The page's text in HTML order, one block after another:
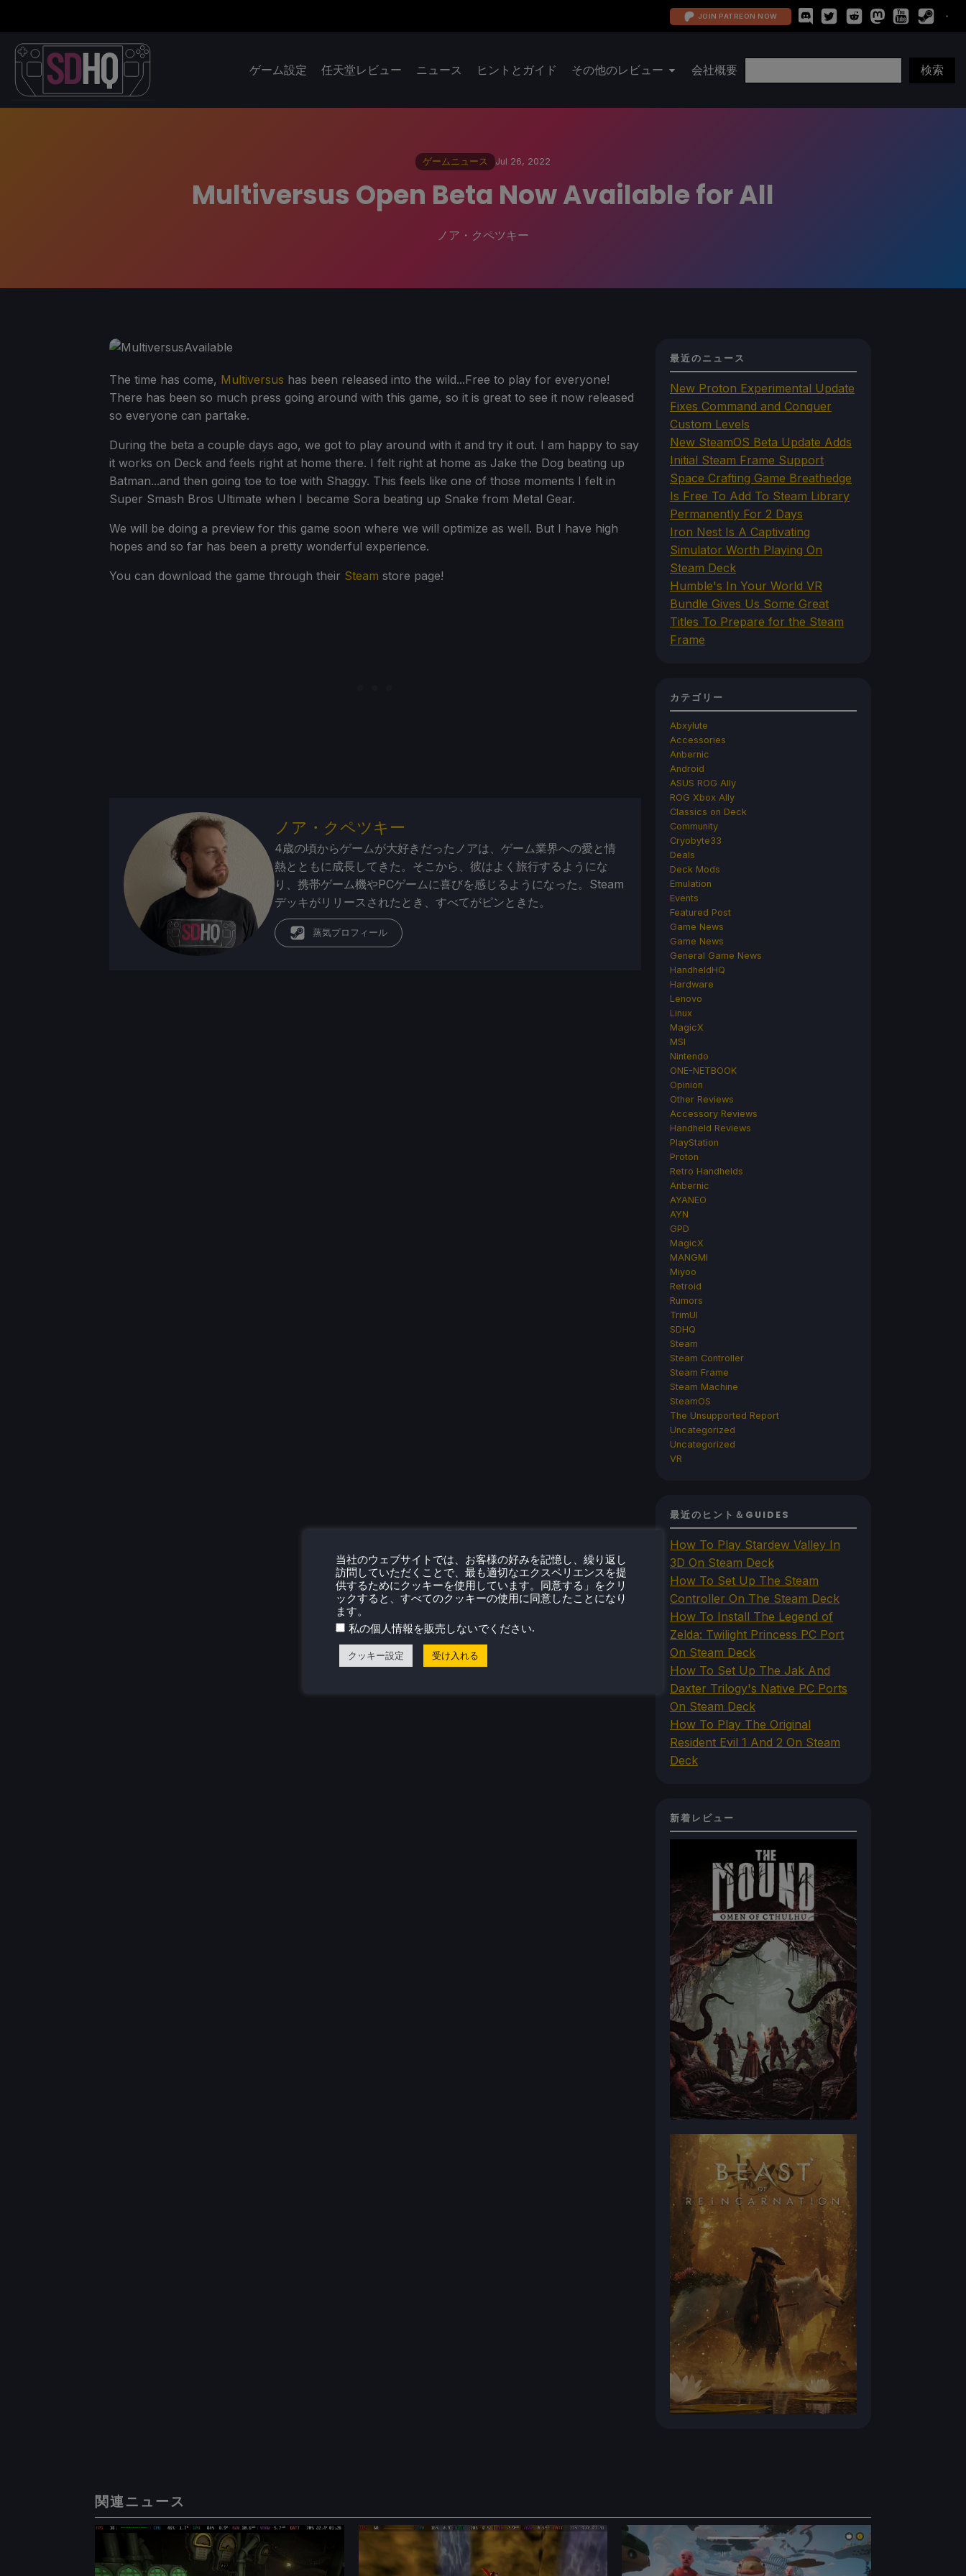
JOIN PATREON NOW
ゲーム設定 任天堂レビュー ニュース ヒントとガイド その他のレビュー 会社概要
ゲームニュース Jul 26, 2022
Multiversus Open Beta Now Available for All
ノア・クペツキー
The time has come, Multiversus has been released into the wild...Free to play for everyone!
There has been so much press going around with this game, so it is great to see it now released
so everyone can partake.
During the beta a couple days ago, we got to play around with it and try it out. I am happy to say
it works on Deck and feels right at home there. I felt right at home as Jake the Dog beating up
Batman...and then going toe to toe with Shaggy. This feels like one of those moments I felt in
Super Smash Bros Ultimate when I became Sora beating up Snake from Metal Gear.
We will be doing a preview for this game soon where we will optimize as well. But I have high
hopes and so far has been a pretty wonderful experience.
You can download the game through their Steam store page!
ノア・クペツキー
4歳の頃からゲームが大好きだったノアは、ゲーム業界への愛と情
熱とともに成長してきた。そこから、彼はよく旅行するようにな
り、携帯ゲーム機やPCゲームに喜びを感じるようになった。Steam
デッキがリリースされたとき、すべてがピンときた。
蒸気プロフィール
最近のニュース
New Proton Experimental Update
Fixes Command and Conquer
Custom Levels
New SteamOS Beta Update Adds
Initial Steam Frame Support
Space Crafting Game Breathedge
Is Free To Add To Steam Library
Permanently For 2 Days
Iron Nest Is A Captivating
Simulator Worth Playing On
Steam Deck
Humble's In Your World VR
Bundle Gives Us Some Great
Titles To Prepare for the Steam
Frame
カテゴリー
Abxylute
Accessories
Anbernic
Android
ASUS ROG Ally
ROG Xbox Ally
Classics on Deck
Community
Cryobyte33
Deals
Deck Mods
Emulation
Events
Featured Post
Game News
Game News
General Game News
HandheldHQ
Hardware
Lenovo
Linux
MagicX
MSI
Nintendo
ONE-NETBOOK
Opinion
Other Reviews
Accessory Reviews
Handheld Reviews
PlayStation
Proton
Retro Handhelds
Anbernic
AYANEO
AYN
GPD
MagicX
MANGMI
Miyoo
Retroid
Rumors
TrimUI
SDHQ
Steam
Steam Controller
Steam Frame
Steam Machine
SteamOS
The Unsupported Report
Uncategorized
Uncategorized
VR
最近のヒント＆GUIDES
How To Play Stardew Valley In
3D On Steam Deck
How To Set Up The Steam
Controller On The Steam Deck
How To Install The Legend of
Zelda: Twilight Princess PC Port
On Steam Deck
How To Set Up The Jak And
Daxter Trilogy's Native PC Ports
On Steam Deck
How To Play The Original
Resident Evil 1 And 2 On Steam
Deck
新着レビュー
関連ニュース
当社のウェブサイトでは、お客様の好みを記憶し、繰り返し
訪問していただくことで、最も適切なエクスペリエンスを提
供するためにクッキーを使用しています。同意する」をクリ
ックすると、すべてのクッキーの使用に同意したことになり
ます。
私の個人情報を販売しないでください.
クッキー設定 受け入れる